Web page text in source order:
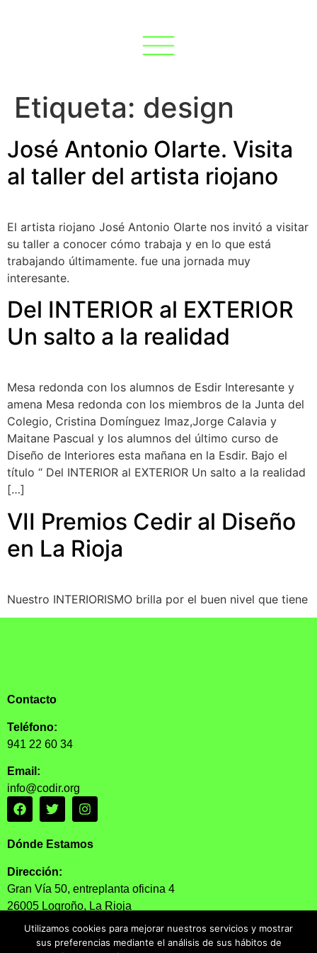
Etiqueta: design
José Antonio Olarte. Visita
al taller del artista riojano
El artista riojano José Antonio Olarte nos invitó a visitar
su taller a conocer cómo trabaja y en lo que está
trabajando últimamente. fue una jornada muy
interesante.
Del INTERIOR al EXTERIOR
Un salto a la realidad
Mesa redonda con los alumnos de Esdir Interesante y
amena Mesa redonda con los miembros de la Junta del
Colegio, Cristina Domínguez Imaz,Jorge Calavia y
Maitane Pascual y los alumnos del último curso de
Diseño de Interiores esta mañana en la Esdir. Bajo el
título “ Del INTERIOR al EXTERIOR Un salto a la realidad
[…]
VII Premios Cedir al Diseño
en La Rioja
Nuestro INTERIORISMO brilla por el buen nivel que tiene
Contacto
Teléfono:
941 22 60 34
Email:
info@codir.org
Dónde Estamos
Dirección:
Gran Vía 50, entreplanta oficina 4
26005 Logroño, La Rioja
Horario:
Lunes a Viernes: 11:30 – 13:30
Utilizamos cookies para mejorar nuestros servicios y mostrar
sus preferencias mediante el análisis de sus hábitos de